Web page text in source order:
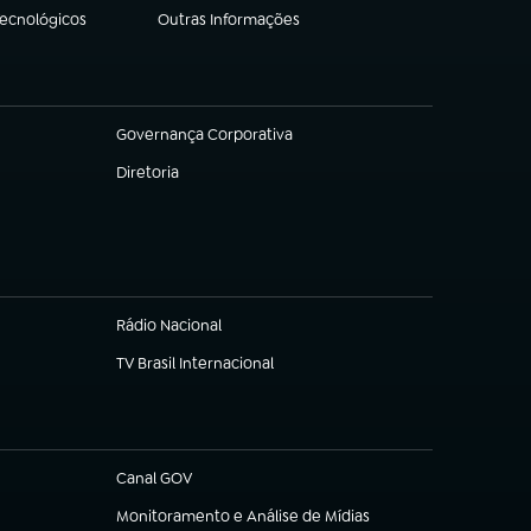
Outras Informações
(abre em nova aba)
Governança Corporativa
(abre em nova aba)
Diretoria
(abre em nova aba)
Rádio Nacional
TV Brasil Internacional
(abre em nova aba)
Canal GOV
(abre em nova aba)
Monitoramento e Análise de Mídias
(abre em nova aba)